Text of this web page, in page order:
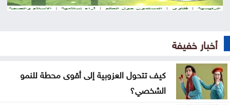
أوغندا توافق على نشر وحدة من جيشها في غزة
مضيق البوسفور
الأردن يدين التفجير الإرهابي الذي استهدف حافلة في
جرمانا بريف دمشق
أخبار خفيفة
كيف تتحول العزوبية إلى أقوى محطة للنمو
الشخصي؟